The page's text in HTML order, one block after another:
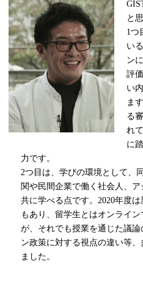
と
1つ
い
ン
評
い
ま
る
れ
に
力です。
2つ目は、学びの環境として、
関や民間企業で働く社会人、
共に学べる点です。 2020年度は
もあり、留学生とはオンライ
が、それでも授業を通じた議
ン政策に対する視点の違い等
ました。